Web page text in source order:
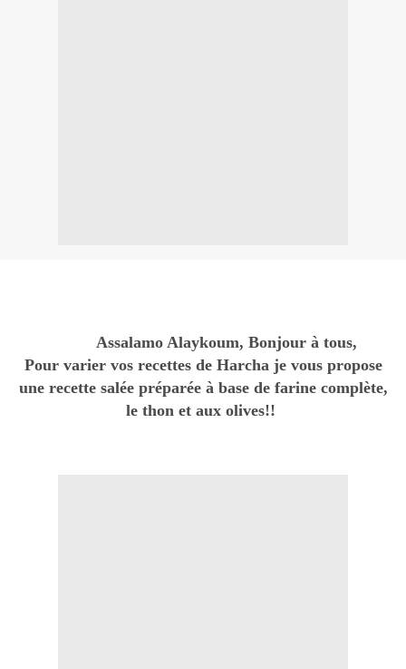
Assalamo Alaykoum, Bonjour à tous,
Pour varier vos recettes de Harcha je vous propose
une recette salée préparée à base de farine complète,
le thon et aux olives!!